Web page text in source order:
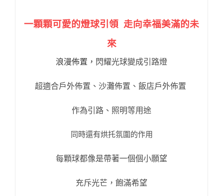
一顆顆可愛的燈球引領 走向幸福美滿的未
來
浪漫佈置， 閃耀光球變成引路燈
超適合戶外佈置、沙灘佈置、飯店戶外佈置
作為引路、照明等用途
同時還有烘托氛圍的作用
每顆球都像是帶著一個個小願望
充斥光芒，飽滿希望